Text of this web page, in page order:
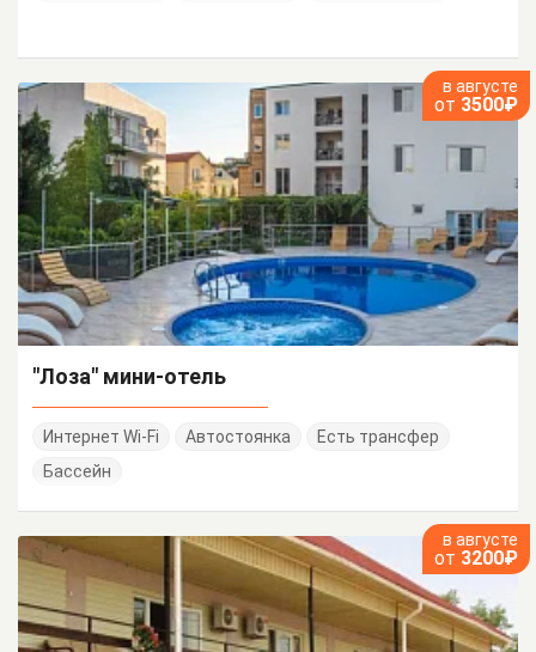
в августе
от 3500₽
"Лоза" мини-отель
Интернет Wi-Fi Автостоянка
Есть трансфер
Бассейн
в августе
от 3200₽